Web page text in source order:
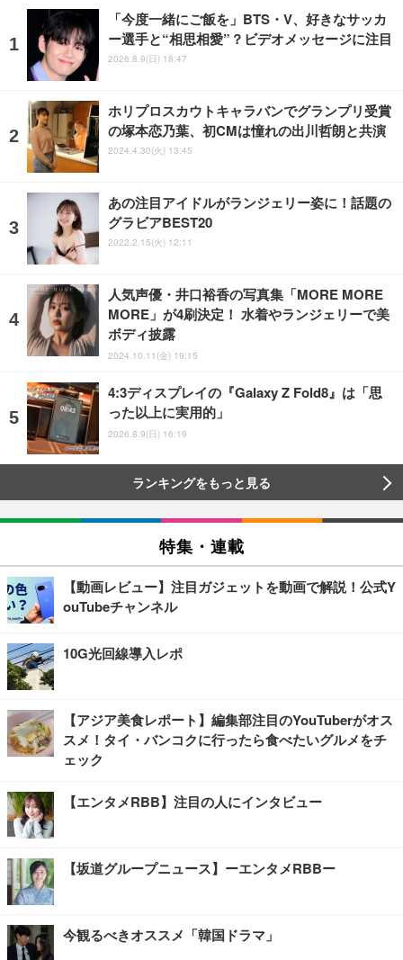
「今度一緒にご飯を」BTS・V、好きなサッカ
ー選手と“相思相愛”？ビデオメッセージに注目
2026.8.9(日) 18:47
ホリプロスカウトキャラバンでグランプリ受賞
の塚本恋乃葉、初CMは憧れの出川哲朗と共演
2024.4.30(火) 13:45
あの注目アイドルがランジェリー姿に！話題の
グラビアBEST20
2022.2.15(火) 12:11
人気声優・井口裕香の写真集「MORE MORE
MORE」が4刷決定！ 水着やランジェリーで美
ボディ披露
2024.10.11(金) 19:15
4:3ディスプレイの『Galaxy Z Fold8』は「思
った以上に実用的」
2026.8.9(日) 16:19
ランキングをもっと見る
特集・連載
【動画レビュー】注目ガジェットを動画で解説！公式Y
ouTubeチャンネル
10G光回線導入レポ
【アジア美食レポート】編集部注目のYouTuberがオス
スメ！タイ・バンコクに行ったら食べたいグルメをチ
ェック
【エンタメRBB】注目の人にインタビュー
【坂道グループニュース】ーエンタメRBBー
今観るべきオススメ「韓国ドラマ」